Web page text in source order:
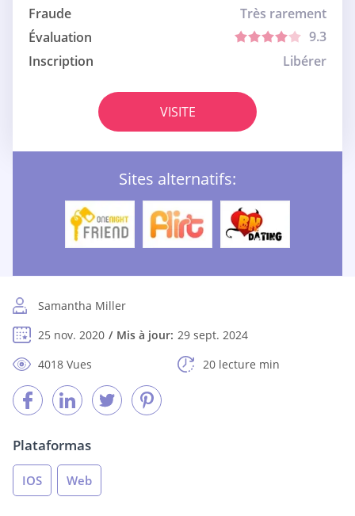
Fraude
Très rarement
Évaluation
9.3
Inscription
Libérer
VISITE
Sites alternatifs:
Samantha Miller
25 nov. 2020
Mis à jour: 29 sept. 2024
4018 Vues
20 lecture min
Plataformas
IOS Web